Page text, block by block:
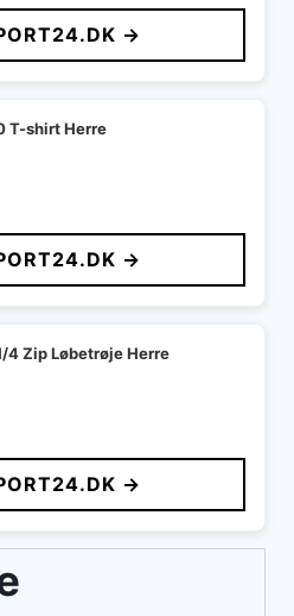
→
T-shirt Herre
→
4 Zip Løbetrøje Herre
kr..
→